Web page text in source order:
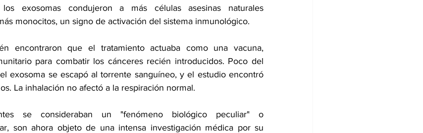
exosomas condujeron a más células asesinas naturales
monocitos, un signo de activación del sistema inmunológico.
encontraron que el tratamiento actuaba como una vacuna,
para combatir los cánceres recién introducidos. Poco del
exosoma se escapó al torrente sanguíneo, y el estudio encontró
La inhalación no afectó a la respiración normal.
se consideraban un "fenómeno biológico peculiar" o
, son ahora objeto de una intensa investigación médica por su